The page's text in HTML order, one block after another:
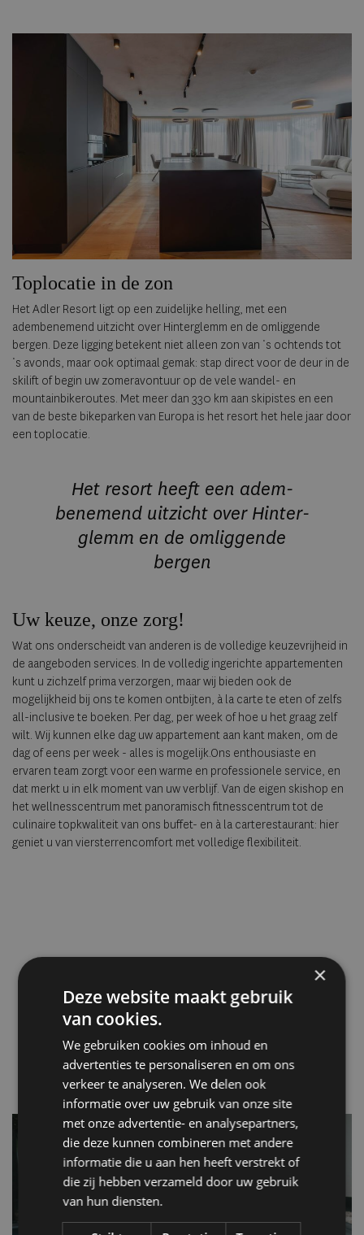
Toplocatie in de zon
Het Adler Resort ligt op een zuidelijke helling, met een
adembenemend uitzicht over Hinterglemm en de omliggende
bergen. Deze ligging betekent niet alleen zon van ‘s ochtends tot
‘s avonds, maar ook optimaal gemak: stap direct voor de deur in de
skilift of begin uw zomeravontuur op de vele wandel- en
mountainbikeroutes. Met meer dan 330 km aan skipistes en een
van de beste bike­parken van Europa is het resort het hele jaar door
een toplocatie.
Het resort heeft een adem­
benemend uitzicht over Hinter­
glemm en de omliggende
bergen
Uw keuze, onze zorg!
Wat ons onderscheidt van anderen is de volledige keuzevrijheid in
de aangeboden services. In de volledig ingerichte appartementen
kunt u zichzelf prima verzorgen, maar wij bieden ook de
mogelijkheid bij ons te komen ontbijten, à la carte te eten of zelfs
all-inclusive te boeken. Per dag, per week of hoe u het graag zelf
wilt. Wij kunnen elke dag uw appartement aan kant maken, om de
dag of eens per week - alles is mogelijk.Ons enthousiaste en
ervaren team zorgt voor een warme en professionele service, en
dat merkt u in elk moment van uw verblijf. Van de eigen skishop en
het wellness­centrum met panoramisch fitnesscentrum tot de
culinaire topkwaliteit van ons buffet- en à la carterestaurant: hier
geniet u van viersterrencomfort met volledige flexibiliteit.
×
Deze website maakt gebruik
van cookies.
We gebruiken cookies om inhoud en
advertenties te personaliseren en om ons
verkeer te analyseren. We delen ook
informatie over uw gebruik van onze site
met onze advertentie- en analysepartners,
die deze kunnen combineren met andere
informatie die u aan hen heeft verstrekt of
die zij hebben verzameld door uw gebruik
van hun diensten.